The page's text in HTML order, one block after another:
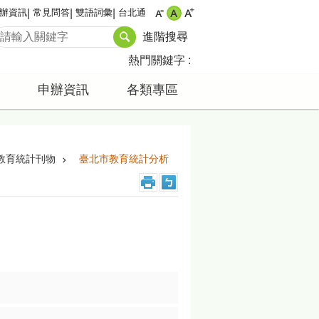
資訊 常見問答 雙語詞彙 台北通
進階搜尋
熱門關鍵字
申辦資訊 各類專區
育統計刊物 臺北市教育統計分析